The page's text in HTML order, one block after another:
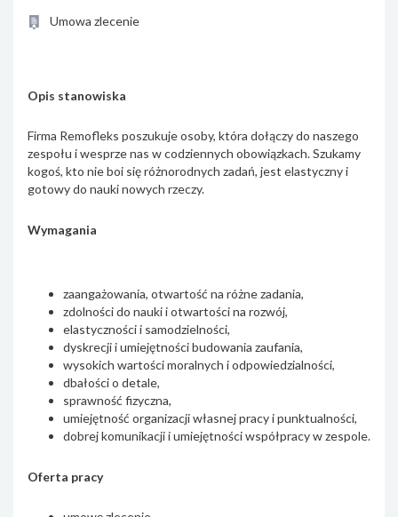
Umowa zlecenie
Opis stanowiska
Firma Remofleks poszukuje osoby, która dołączy do naszego
zespołu i wesprze nas w codziennych obowiązkach. Szukamy
kogoś, kto nie boi się różnorodnych zadań, jest elastyczny i
gotowy do nauki nowych rzeczy.
Wymagania
zaangażowania, otwartość na różne zadania,
zdolności do nauki i otwartości na rozwój,
elastyczności i samodzielności,
dyskrecji i umiejętności budowania zaufania,
wysokich wartości moralnych i odpowiedzialności,
dbałości o detale,
sprawność fizyczna,
umiejętność organizacji własnej pracy i punktualności,
dobrej komunikacji i umiejętności współpracy w zespole.
Oferta pracy